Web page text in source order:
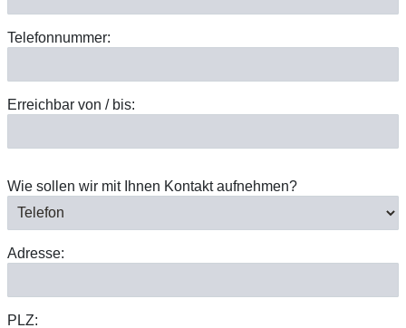
Telefonnummer:
Erreichbar von / bis:
Wie sollen wir mit Ihnen Kontakt aufnehmen?
Adresse:
PLZ: